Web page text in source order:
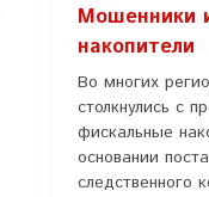
Мошенники
накопители
Во многих
столкнулись с
фискальные
основании
следственного